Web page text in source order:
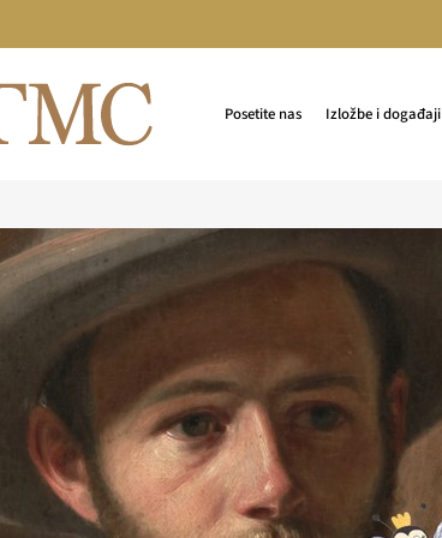
Posetite nas Izložbe i događaji